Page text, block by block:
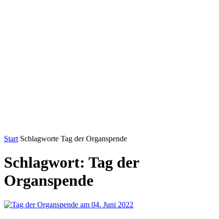
Start Schlagworte Tag der Organspende
Schlagwort: Tag der
Organspende